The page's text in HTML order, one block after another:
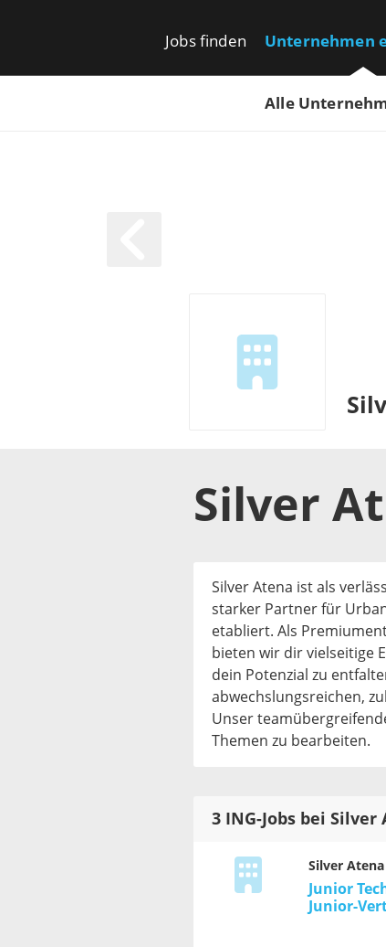
Jobs finden Unternehmen
Alle
Silver
Silver Atena ist als
starker Partner für
etabliert. Als
bieten wir dir vielseitige
dein Potenzial zu
abwechslungsreichen,
Unser
Themen zu bearbeiten.
3 ING-Jobs bei Silver
Silver Atena
Junior
Junior-